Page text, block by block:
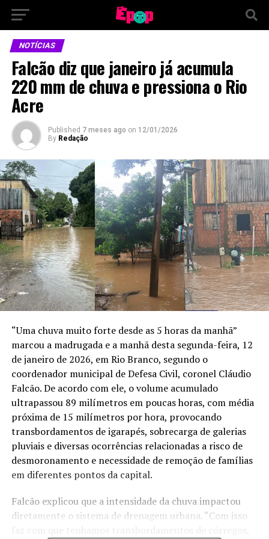
NOTÍCIAS
Falcão diz que janeiro já acumula
220 mm de chuva e pressiona o Rio
Acre
Published 7 meses ago on 12/01/2026
By Redação
“Uma chuva muito forte desde as 5 horas da manhã”
marcou a madrugada e a manhã desta segunda-feira, 12
de janeiro de 2026, em Rio Branco, segundo o
coordenador municipal de Defesa Civil, coronel Cláudio
Falcão. De acordo com ele, o volume acumulado
ultrapassou 89 milímetros em poucas horas, com média
próxima de 15 milímetros por hora, provocando
transbordamentos de igarapés, sobrecarga de galerias
pluviais e diversas ocorrências relacionadas a risco de
desmoronamento e necessidade de remoção de famílias
em diferentes pontos da capital.
Falcão explicou que a intensidade da chuva impactou
diretamente o sistema de drenagem urbana. “Com isso